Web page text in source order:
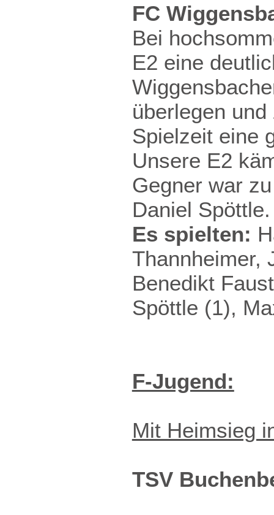
FC
Bei
E2 eine
überlegen
Spielzeit eine
Unsere E2
Gegner war
Daniel Spöttle.
Es spielten:
Thannheimer,
Benedikt
Spöttle (1),
F-Jugend:
Mit Heimsieg
TSV